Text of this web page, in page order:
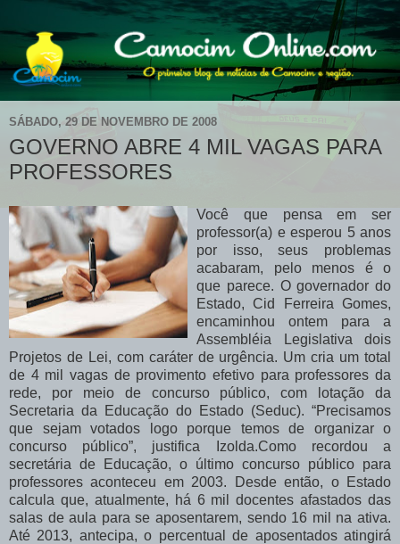
SÁBADO, 29 DE NOVEMBRO DE 2008
GOVERNO ABRE 4 MIL VAGAS PARA
PROFESSORES
Você que pensa em ser
professor(a) e esperou 5 anos
por isso, seus problemas
acabaram, pelo menos é o
que parece. O governador do
Estado, Cid Ferreira Gomes,
encaminhou ontem para a
Assembléia Legislativa dois
Projetos de Lei, com caráter de urgência. Um cria um total
de 4 mil vagas de provimento efetivo para professores da
rede, por meio de concurso público, com lotação da
Secretaria da Educação do Estado (Seduc). “Precisamos
que sejam votados logo porque temos de organizar o
concurso público”, justifica Izolda.Como recordou a
secretária de Educação, o último concurso público para
professores aconteceu em 2003. Desde então, o Estado
calcula que, atualmente, há 6 mil docentes afastados das
salas de aula para se aposentarem, sendo 16 mil na ativa.
Até 2013, antecipa, o percentual de aposentados atingirá